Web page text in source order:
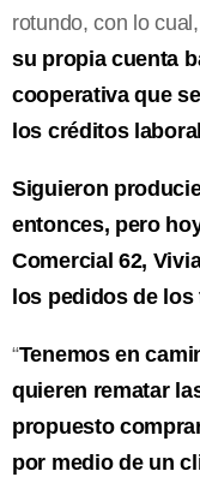
rotundo, con lo cual,
su propia cuenta
cooperativa que
los créditos
Siguieron
entonces, pero
Comercial 62,
los pedidos de los
“Tenemos en
quieren rematar
propuesto
por medio de un